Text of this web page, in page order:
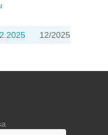
12/2025